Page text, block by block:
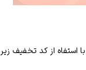
استفاه از کد تخفیف